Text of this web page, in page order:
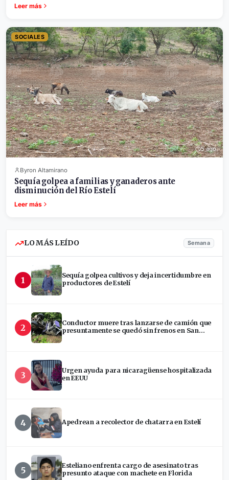
Leer más
SOCIALES
5 ago.
Byron Altamirano
Sequía golpea a familias y ganaderos ante
disminución del Río Estelí
Leer más
LO MÁS LEÍDO Semana
1
Sequía golpea cultivos y deja incertidumbre en
productores de Estelí
2
Conductor muere tras lanzarse de camión que
presuntamente se quedó sin frenos en San
3
Urgen ayuda para nicaragüense hospitalizada
en EEUU
4 Apedrean a recolector de chatarra en Estelí
5
Esteliano enfrenta cargo de asesinato tras
presunto ataque con machete en Florida